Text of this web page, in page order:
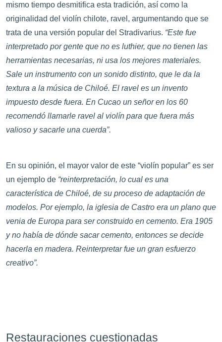
mismo tiempo desmitifica esta tradición, así como la
originalidad del violín chilote, ravel, argumentando que se
trata de una versión popular del Stradivarius. “Este fue
interpretado por gente que no es luthier, que no tienen las
herramientas necesarias, ni usa los mejores materiales.
Sale un instrumento con un sonido distinto, que le da la
textura a la música de Chiloé. El ravel es un invento
impuesto desde fuera. En Cucao un señor en los 60
recomendó llamarle ravel al violín para que fuera más
valioso y sacarle una cuerda”.
En su opinión, el mayor valor de este “violín popular” es ser
un ejemplo de “reinterpretación, lo cual es una
característica de Chiloé, de su proceso de adaptación de
modelos. Por ejemplo, la iglesia de Castro era un plano que
venia de Europa para ser construido en cemento. Era 1905
y no había de dónde sacar cemento, entonces se decide
hacerla en madera. Reinterpretar fue un gran esfuerzo
creativo”.
Restauraciones cuestionadas